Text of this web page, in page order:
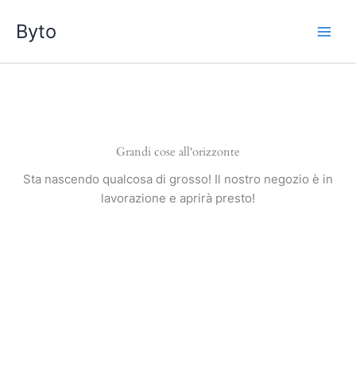
contenuto
Byto
Grandi cose all'orizzonte
Sta nascendo qualcosa di grosso! Il nostro negozio è in
lavorazione e aprirà presto!